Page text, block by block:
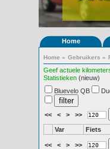
Home
Home » Gebruikers »
Geef actuele
Statistieken (nieuw)
Bluevelo QB
<< < > >>
Var Fiets
<< < > >>